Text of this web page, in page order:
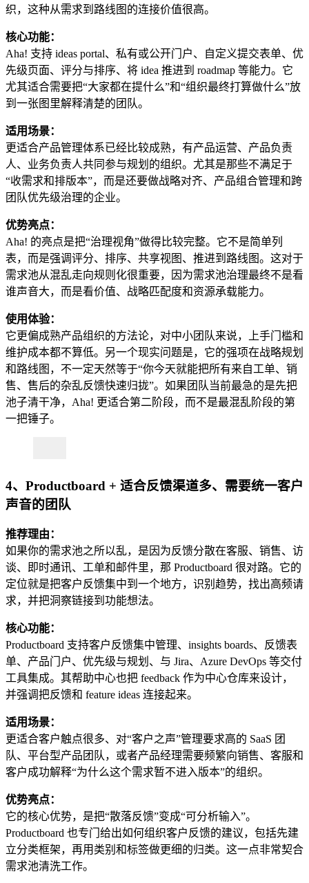
织，这种从需求到路线图的连接价值很高。
核心功能：
Aha! 支持 ideas portal、私有或公开门户、自定义提交表单、优
先级页面、评分与排序、将 idea 推进到 roadmap 等能力。它
尤其适合需要把“大家都在提什么”和“组织最终打算做什么”放
到一张图里解释清楚的团队。
适用场景：
更适合产品管理体系已经比较成熟，有产品运营、产品负责
人、业务负责人共同参与规划的组织。尤其是那些不满足于
“收需求和排版本”，而是还要做战略对齐、产品组合管理和跨
团队优先级治理的企业。
优势亮点：
Aha! 的亮点是把“治理视角”做得比较完整。它不是简单列
表，而是强调评分、排序、共享视图、推进到路线图。这对于
需求池从混乱走向规则化很重要，因为需求池治理最终不是看
谁声音大，而是看价值、战略匹配度和资源承载能力。
使用体验：
它更偏成熟产品组织的方法论，对中小团队来说，上手门槛和
维护成本都不算低。另一个现实问题是，它的强项在战略规划
和路线图，不一定天然等于“你今天就能把所有来自工单、销
售、售后的杂乱反馈快速归拢”。如果团队当前最急的是先把
池子清干净，Aha! 更适合第二阶段，而不是最混乱阶段的第
一把锤子。
4、Productboard + 适合反馈渠道多、需要统一客户
声音的团队
推荐理由：
如果你的需求池之所以乱，是因为反馈分散在客服、销售、访
谈、即时通讯、工单和邮件里，那 Productboard 很对路。它的
定位就是把客户反馈集中到一个地方，识别趋势，找出高频请
求，并把洞察链接到功能想法。
核心功能：
Productboard 支持客户反馈集中管理、insights boards、反馈表
单、产品门户、优先级与规划、与 Jira、Azure DevOps 等交付
工具集成。其帮助中心也把 feedback 作为中心仓库来设计，
并强调把反馈和 feature ideas 连接起来。
适用场景：
更适合客户触点很多、对“客户之声”管理要求高的 SaaS 团
队、平台型产品团队，或者产品经理需要频繁向销售、客服和
客户成功解释“为什么这个需求暂不进入版本”的组织。
优势亮点：
它的核心优势，是把“散落反馈”变成“可分析输入”。
Productboard 也专门给出如何组织客户反馈的建议，包括先建
立分类框架，再用类别和标签做更细的归类。这一点非常契合
需求池清洗工作。